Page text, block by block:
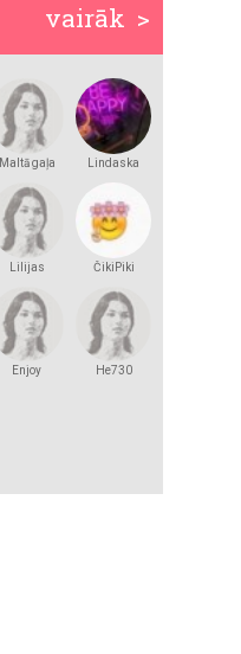
vairāk >
Maltā gaļa Lindaska
Lilijas ČikiPiki
Enjoy He730